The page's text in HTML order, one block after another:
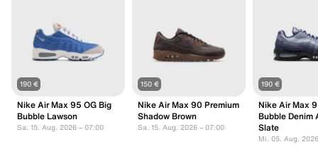
190 €
Nike Air Max 95 OG Big
Bubble Lawson
Sa. 15. Aug. 2026 – 07:00
150 €
Nike Air Max 90 Premium
Shadow Brown
Sa. 15. Aug. 2026 – 07:00
190 €
Nike Air Max
Bubble Denim
Slate
Mi. 05. Aug.